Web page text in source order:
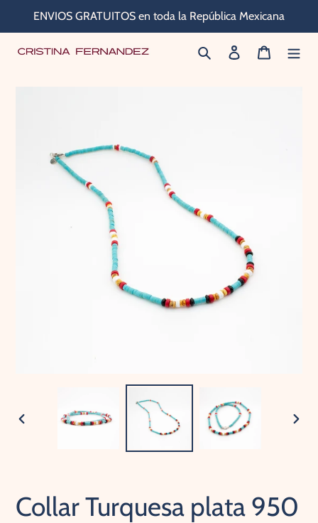
directamente
ENVIOS GRATUITOS en toda la República Mexicana
Buscar IngresarCarrito
Collar Turquesa plata 950